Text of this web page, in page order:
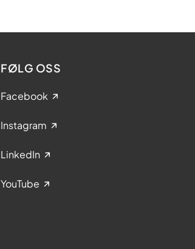
FØLG OSS
Facebook
Instagram
LinkedIn
YouTube